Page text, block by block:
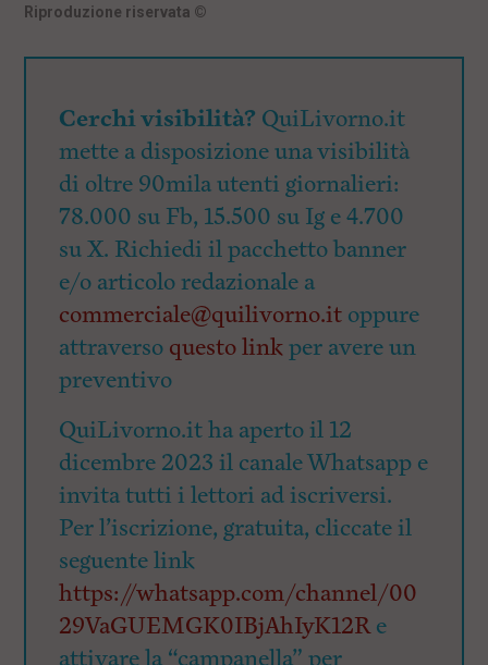
Riproduzione riservata ©
Cerchi visibilità? QuiLivorno.it
mette a disposizione una visibilità
di oltre 90mila utenti giornalieri:
78.000 su Fb, 15.500 su Ig e 4.700
su X. Richiedi il pacchetto banner
e/o articolo redazionale a
commerciale@quilivorno.it oppure
attraverso questo linkper avere un
preventivo
QuiLivorno.it ha aperto il 12
dicembre 2023 il canale Whatsapp e
invita tutti i lettori ad iscriversi.
Per l’iscrizione, gratuita, cliccate il
seguente link
https://whatsapp.com/channel/00
29VaGUEMGK0IBjAhIyK12Re